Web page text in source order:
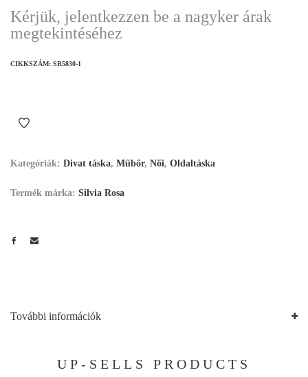
Kérjük, jelentkezzen be a nagyker árak
megtekintéséhez
CIKKSZÁM: SR5830-1
Kategóriák: Divat táska, Műbőr, Női, Oldaltáska
Termék márka: Silvia Rosa
További információk
UP-SELLS PRODUCTS